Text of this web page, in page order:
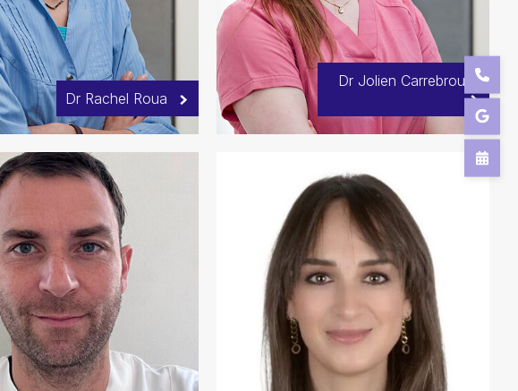
Dr Rachel Roua
Dr Jolien Carrebrouck